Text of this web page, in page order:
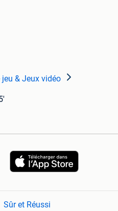
jeu & Jeux vidéo
Sûr et Réussi